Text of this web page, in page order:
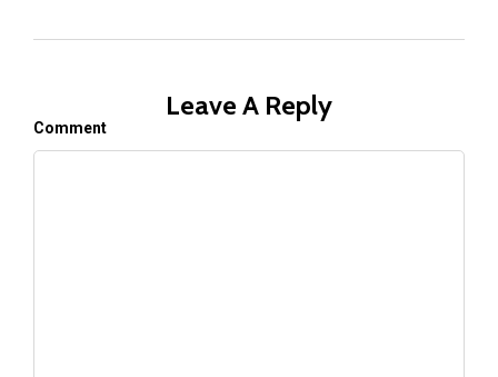
Leave A Reply
Comment